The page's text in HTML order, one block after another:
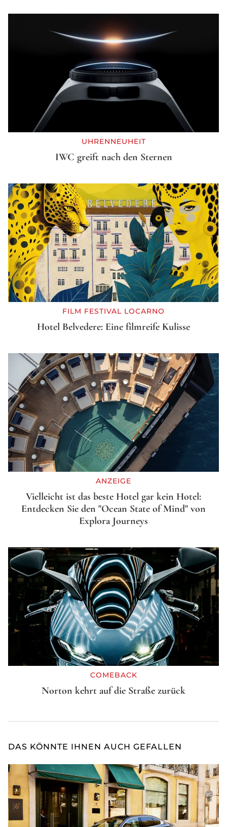
UHRENNEUHEIT
IWC greift nach den Sternen
FILM FESTIVAL LOCARNO
Hotel Belvedere: Eine filmreife Kulisse
ANZEIGE
Vielleicht ist das beste Hotel gar kein Hotel:
Entdecken Sie den "Ocean State of Mind" von
Explora Journeys
COMEBACK
Norton kehrt auf die Straße zurück
DAS KÖNNTE IHNEN AUCH GEFALLEN